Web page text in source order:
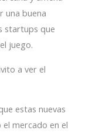
una buena
startups que
juego.
a ver el
estas nuevas
mercado en el